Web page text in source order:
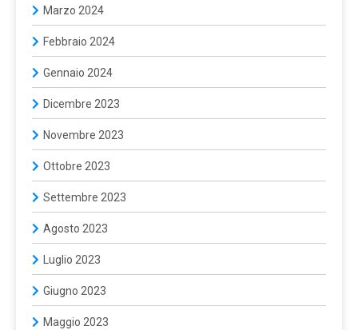
Marzo 2024
Febbraio 2024
Gennaio 2024
Dicembre 2023
Novembre 2023
Ottobre 2023
Settembre 2023
Agosto 2023
Luglio 2023
Giugno 2023
Maggio 2023